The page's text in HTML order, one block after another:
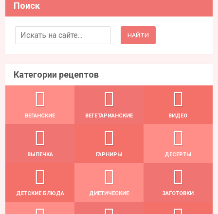
Поиск
Search for:
Категории рецептов
ВЕГАНСКИЕ ВЕГЕТАРИАНСКИЕ ВИДЕО
ВЫПЕЧКА ГАРНИРЫ ДЕСЕРТЫ
ДЕТСКИЕ БЛЮДА ДИЕТИЧЕСКИЕ ЗАГОТОВКИ